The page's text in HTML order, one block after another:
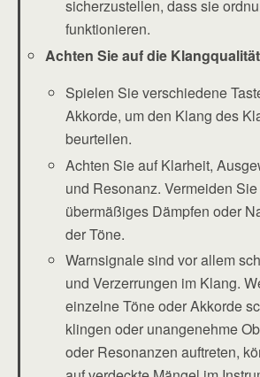
sicherzustellen, dass sie
funktionieren.
Achten Sie auf die Klangqualität
Spielen Sie verschiedene
Akkorde, um den Klang des
beurteilen.
Achten Sie auf Klarheit,
und Resonanz. Vermeiden Sie
übermäßiges Dämpfen oder
der Töne.
Warnsignale sind vor allem
und Verzerrungen im Klang.
einzelne Töne oder Akkorde
klingen oder unangenehme
oder Resonanzen auftreten,